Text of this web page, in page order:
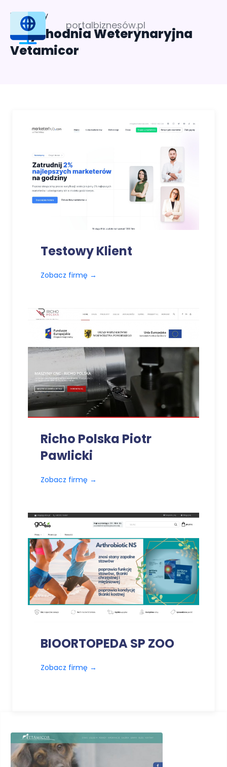
portalbiznesów.pl
Profil firmy
Przychodnia Weterynaryjna
Vetamicor
Testowy Klient
Zobacz firmę →
Richo Polska Piotr
Pawlicki
Zobacz firmę →
BIOORTOPEDA SP ZOO
Zobacz firmę →